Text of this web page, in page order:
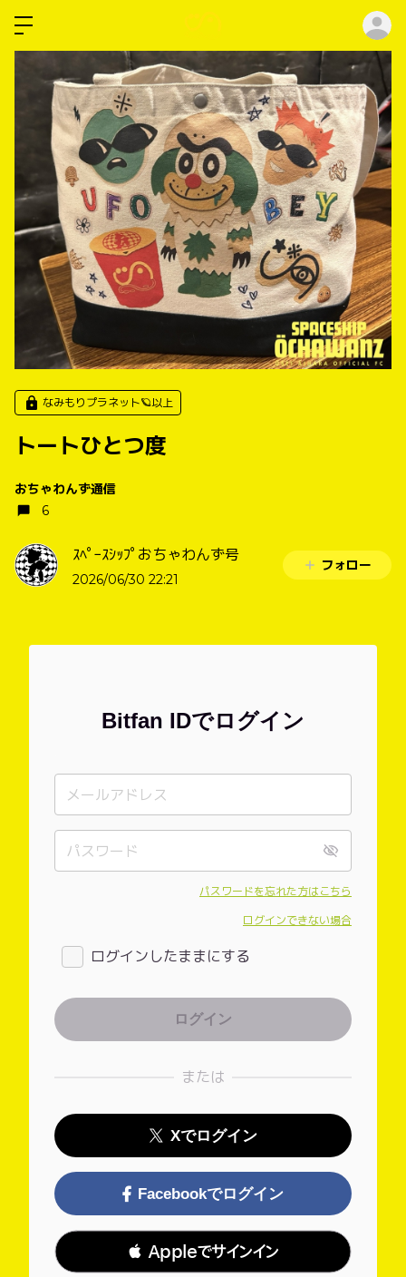
なみもりプラネット🪐以上
トートひとつ度
おちゃわんず通信
6
ｽﾍﾟｰｽｼｯﾌﾟおちゃわんず号
2026/06/30 22:21
フォロー
Bitfan IDでログイン
パスワードを忘れた方はこちら
ログインできない場合
ログインしたままにする
または
Xでログイン
Facebookでログイン
 Appleでサインイン